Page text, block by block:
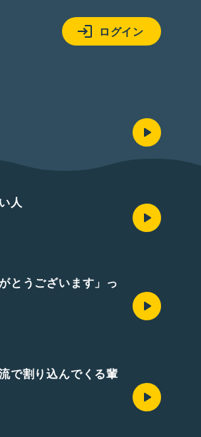
ログイン
人
とうございます」っ
で割り込んでくる輩